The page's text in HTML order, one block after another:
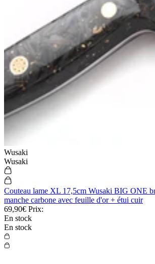
Wusaki
Wusaki
Couteau lame XL 17,5cm Wusaki BIG ONE
manche carbone avec feuille d'or + étui cuir
69,90€ Prix:
En stock
En stock